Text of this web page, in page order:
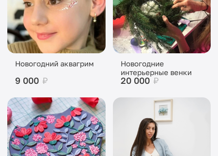
Новогодний аквагрим
9 000 ₽
Новогодние
интерьерные венки
20 000₽